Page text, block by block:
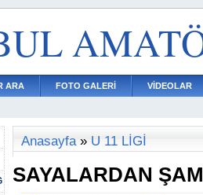
ARA FOTO GALERİ VİDEOLAR
Anasayfa» U 11 LİGİ
SAYALARDAN